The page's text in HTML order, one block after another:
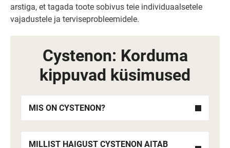
arstiga, et tagada toote sobivus teie individuaalsetele
vajadustele ja terviseprobleemidele.
Cystenon: Korduma
kippuvad küsimused
MIS ON CYSTENON?
MILLIST HAIGUST CYSTENON AITAB